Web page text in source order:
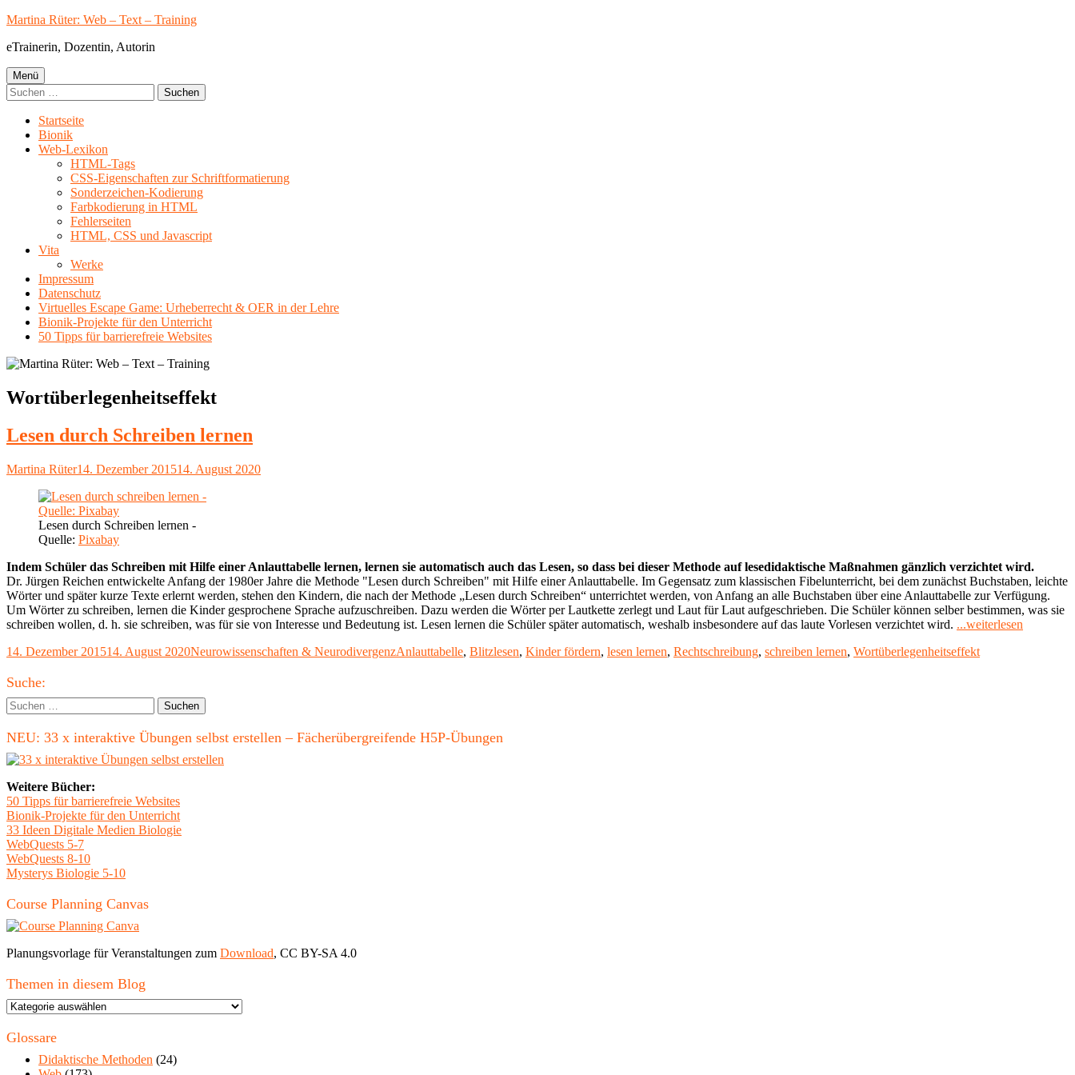
Springe
Inhalt
Martina Rüter: Web – Text – Training
eTrainerin, Dozentin, Autorin
Primäres
Menü
Menü
Suchen
nach:
Startseite
Bionik
Web-Lexikon
HTML-Tags
CSS-Eigenschaften zur Schriftformatierung
Sonderzeichen-Kodierung
Farbkodierung in HTML
Fehlerseiten
HTML, CSS und Javascript
Vita
Werke
Impressum
Datenschutz
Virtuelles Escape Game: Urheberrecht & OER in der Lehre
Bionik-Projekte für den Unterricht
50 Tipps für barrierefreie Websites
Schlagwort:
Wortüberlegenheitseffekt
Lesen durch Schreiben lernen
Autor
Martina RüterVeröffentlicht
14. Dezember 201514. August 2020
Lesen durch Schreiben lernen -
Quelle: Pixabay
Indem Schüler das Schreiben mit Hilfe einer Anlauttabelle lernen, lernen sie automatisch auch das Lesen, so dass bei dieser Methode auf lesedidaktische Maßnahmen gänzlich verzichtet wird.
Dr. Jürgen Reichen entwickelte Anfang der 1980er Jahre die Methode "Lesen durch Schreiben" mit Hilfe einer Anlauttabelle. Im Gegensatz zum klassischen Fibelunterricht, bei dem zunächst Buchstaben, leichte
Wörter und später kurze Texte erlernt werden, stehen den Kindern, die nach der Methode „Lesen durch Schreiben“ unterrichtet werden, von Anfang an alle Buchstaben über eine Anlauttabelle zur Verfügung.
Um Wörter zu schreiben, lernen die Kinder gesprochene Sprache aufzuschreiben. Dazu werden die Wörter per Lautkette zerlegt und Laut für Laut aufgeschrieben. Die Schüler können selber bestimmen, was sie
schreiben wollen, d. h. sie schreiben, was für sie von Interesse und Bedeutung ist. Lesen lernen die Schüler später automatisch, weshalb insbesondere auf das laute Vorlesen verzichtet wird. ...weiterlesen
Veröffentlicht
14. Dezember 201514. August 2020Kategorien
Neurowissenschaften & NeurodivergenzSchlagwörter
Anlauttabelle, Blitzlesen, Kinder fördern, lesen lernen, Rechtschreibung, schreiben lernen, Wortüberlegenheitseffekt
Haupt-
Seitenleiste
Suche:
Suchen
nach:
NEU: 33 x interaktive Übungen selbst erstellen – Fächerübergreifende H5P-Übungen
Weitere Bücher:
50 Tipps für barrierefreie Websites
Bionik-Projekte für den Unterricht
33 Ideen Digitale Medien Biologie
WebQuests 5-7
WebQuests 8-10
Mysterys Biologie 5-10
Course Planning Canvas
Planungsvorlage für Veranstaltungen zum Download, CC BY-SA 4.0
Themen in diesem Blog
Themen
diesem
Glossare
Didaktische Methoden (24)